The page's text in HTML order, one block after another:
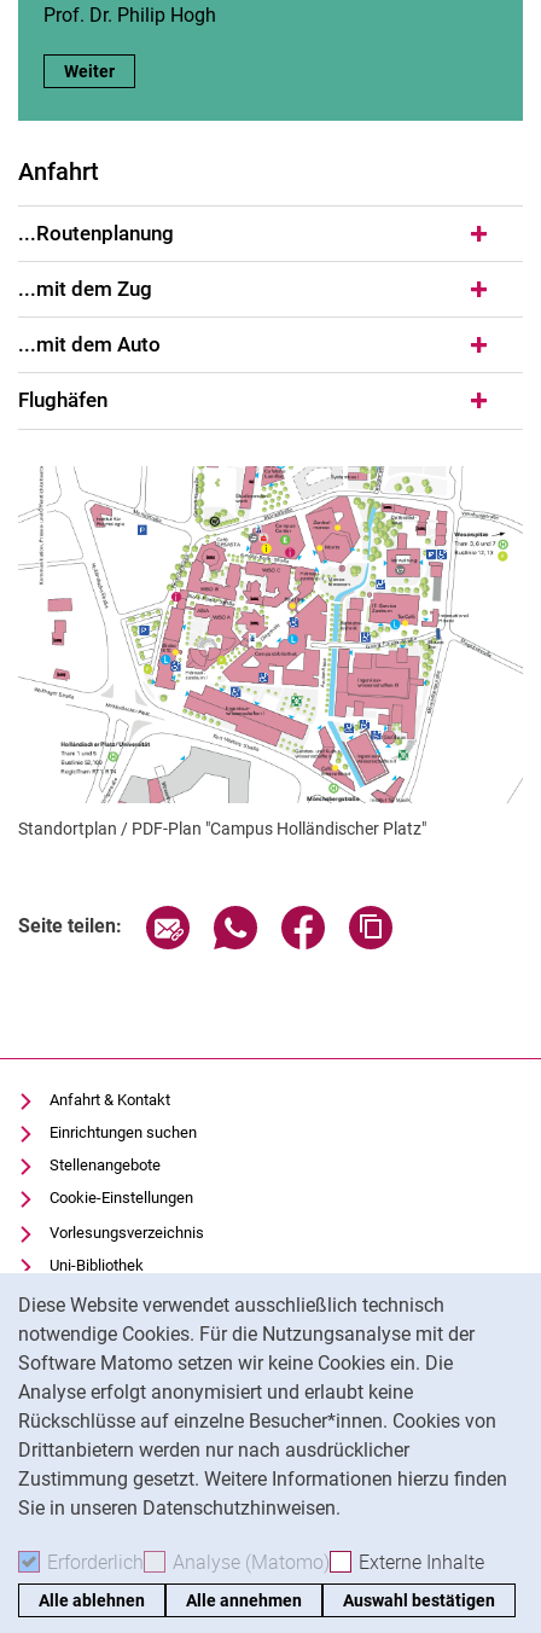
Diese Website verwendet ausschließlich technisch
notwendige Cookies. Für die Nutzungsanalyse mit der
Software Matomo setzen wir keine Cookies ein. Die
Analyse erfolgt anonymisiert und erlaubt keine
Rückschlüsse auf einzelne Besucher*innen. Cookies von
Drittanbietern werden nur nach ausdrücklicher
Zustimmung gesetzt. Weitere Informationen hierzu finden
Sie in unseren Datenschutzhinweisen.
Erforderlich Erforderliche Cookies akzeptieren
Analyse (Matomo) Analyse-Cookies
Externe Inhalte
Alle ablehnen Alle annehmen Auswahl bestätigen
Prof. Dr. Philip Hogh
Weiter
Anfahrt
...Routenplanung
...mit dem Zug
...mit dem Au­to
Flug­hä­fen
Standortplan / PDF-Plan "Campus Holländischer Platz"
Seite teilen: Seite über E-Mail teilen
Seite über WhatsApp teilen
Seite über Facebook
Anfahrt & Kontakt
Einrichtungen suchen
Stellenangebote
Cookie-Einstellungen
Vorlesungsverzeichnis
Uni-Bibliothek
Moodle
Panopto
Datenschutz
Barrierefreiheit
Transparenter KI-Einsatz